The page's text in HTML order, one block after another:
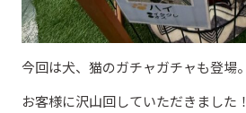
今回は犬、猫のガチャガチャも登場。
お客様に沢山回していただきました！